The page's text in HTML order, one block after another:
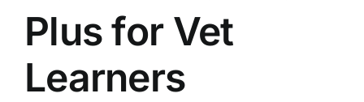
Plus for Vet
Learners